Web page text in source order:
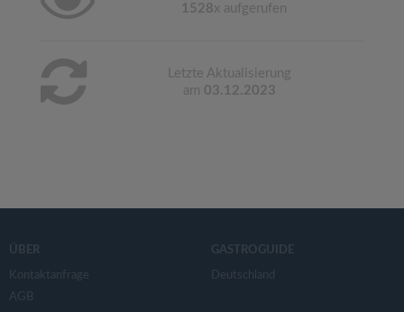
1528x aufgerufen
Letzte Aktualisierung
am 03.12.2023
ÜBER
Kontaktanfrage
AGB
GASTROGUIDE
Deutschland